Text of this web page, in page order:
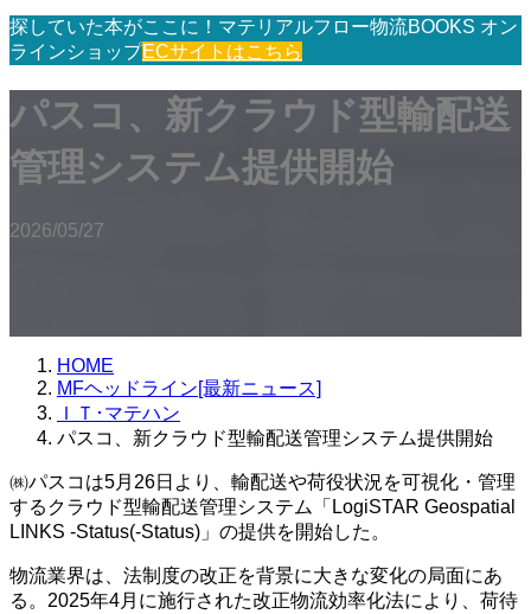
探していた本がここに！マテリアルフロー物流BOOKS オン
ラインショップECサイトはこちら
パスコ、新クラウド型輸配送
管理システム提供開始
2026/05/27
HOME
MFヘッドライン[最新ニュース]
ＩＴ･マテハン
パスコ、新クラウド型輸配送管理システム提供開始
㈱パスコは5月26日より、輸配送や荷役状況を可視化・管理
するクラウド型輸配送管理システム「LogiSTAR Geospatial
LINKS -Status(-Status)」の提供を開始した。
物流業界は、法制度の改正を背景に大きな変化の局面にあ
る。2025年4月に施行された改正物流効率化法により、荷待